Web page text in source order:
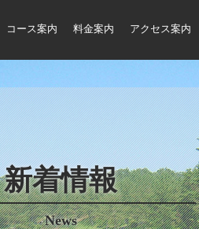
コース案内 料金案内 アクセス案内
新着情報
News